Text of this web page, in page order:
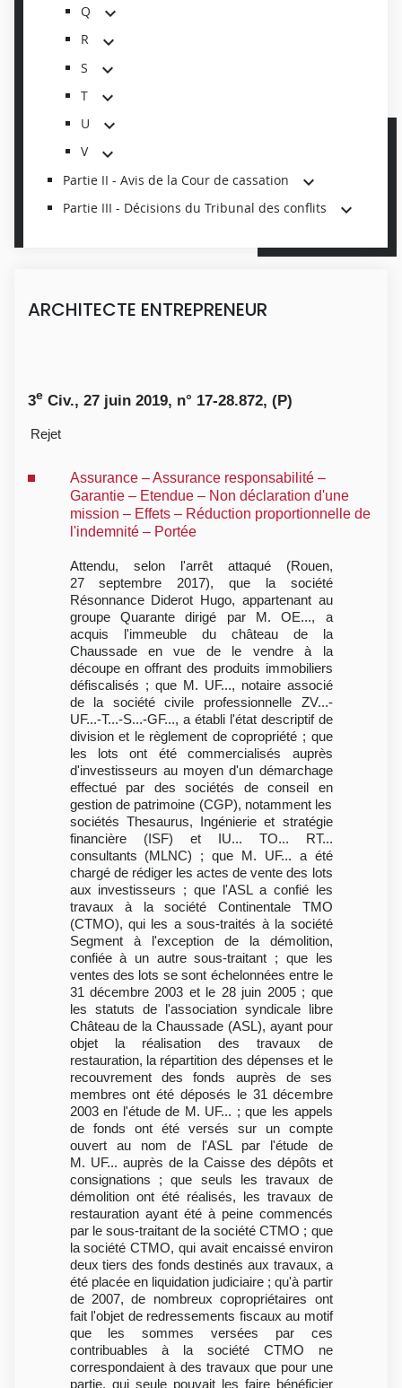
Q
R
S
T
U
V
Partie II - Avis de la Cour de cassation
Partie III - Décisions du Tribunal des conflits
ARCHITECTE ENTREPRENEUR
3e Civ., 27 juin 2019, n° 17-28.872, (P)
Rejet
Assurance – Assurance responsabilité –
Garantie – Etendue – Non déclaration d'une
mission – Effets – Réduction proportionnelle de
l'indemnité – Portée
Attendu, selon l'arrêt attaqué (Rouen,
27 septembre 2017), que la société
Résonnance Diderot Hugo, appartenant au
groupe Quarante dirigé par M. OE..., a
acquis l'immeuble du château de la
Chaussade en vue de le vendre à la
découpe en offrant des produits immobiliers
défiscalisés ; que M. UF..., notaire associé
de la société civile professionnelle ZV...-
UF...-T...-S...-GF..., a établi l'état descriptif de
division et le règlement de copropriété ; que
les lots ont été commercialisés auprès
d'investisseurs au moyen d'un démarchage
effectué par des sociétés de conseil en
gestion de patrimoine (CGP), notamment les
sociétés Thesaurus, Ingénierie et stratégie
financière (ISF) et IU... TO... RT...
consultants (MLNC) ; que M. UF... a été
chargé de rédiger les actes de vente des lots
aux investisseurs ; que l'ASL a confié les
travaux à la société Continentale TMO
(CTMO), qui les a sous-traités à la société
Segment à l'exception de la démolition,
confiée à un autre sous-traitant ; que les
ventes des lots se sont échelonnées entre le
31 décembre 2003 et le 28 juin 2005 ; que
les statuts de l'association syndicale libre
Château de la Chaussade (ASL), ayant pour
objet la réalisation des travaux de
restauration, la répartition des dépenses et le
recouvrement des fonds auprès de ses
membres ont été déposés le 31 décembre
2003 en l'étude de M. UF... ; que les appels
de fonds ont été versés sur un compte
ouvert au nom de l'ASL par l'étude de
M. UF... auprès de la Caisse des dépôts et
consignations ; que seuls les travaux de
démolition ont été réalisés, les travaux de
restauration ayant été à peine commencés
par le sous-traitant de la société CTMO ; que
la société CTMO, qui avait encaissé environ
deux tiers des fonds destinés aux travaux, a
été placée en liquidation judiciaire ; qu'à partir
de 2007, de nombreux copropriétaires ont
fait l'objet de redressements fiscaux au motif
que les sommes versées par ces
contribuables à la société CTMO ne
correspondaient à des travaux que pour une
partie, qui seule pouvait les faire bénéficier